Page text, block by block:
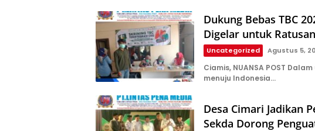
Dukung Bebas TBC
Digelar untuk
Uncategorized Agustus 5,
Ciamis, NUANSA POST
menuju Indonesia…
Desa Cimari Jadikan
Sekda Dorong